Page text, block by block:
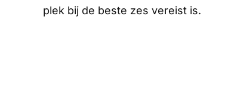
plek bij de beste zes vereist is.